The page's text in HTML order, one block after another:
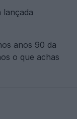
lançada
anos 90 da
o que achas